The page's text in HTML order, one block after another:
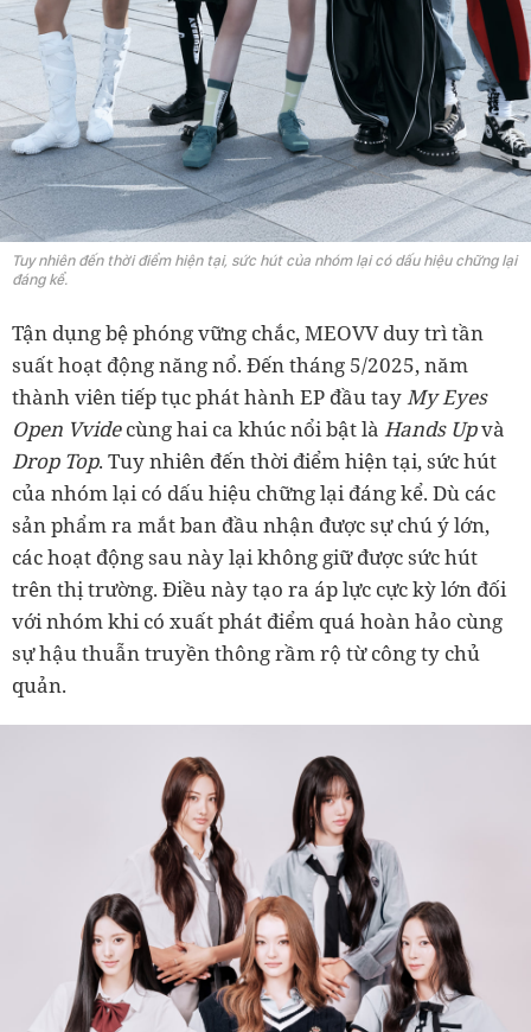
Tuy nhiên đến thời điểm hiện tại, sức hút của nhóm lại có dấu hiệu chững lại
đáng kể.
Tận dụng bệ phóng vững chắc, MEOVV duy trì tần
suất hoạt động năng nổ. Đến tháng 5/2025, năm
thành viên tiếp tục phát hành EP đầu tayMy Eyes
Open Vvidecùng hai ca khúc nổi bật là Hands Upvà
Drop Top. Tuy nhiên đến thời điểm hiện tại, sức hút
của nhóm lại có dấu hiệu chững lại đáng kể. Dù các
sản phẩm ra mắt ban đầu nhận được sự chú ý lớn,
các hoạt động sau này lại không giữ được sức hút
trên thị trường. Điều này tạo ra áp lực cực kỳ lớn đối
với nhóm khi có xuất phát điểm quá hoàn hảo cùng
sự hậu thuẫn truyền thông rầm rộ từ công ty chủ
quản.